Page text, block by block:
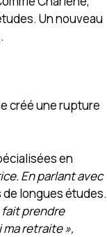
Un nouveau
créé une rupture
en
En parlant avec
longues études.
fait prendre
ma retraite »,